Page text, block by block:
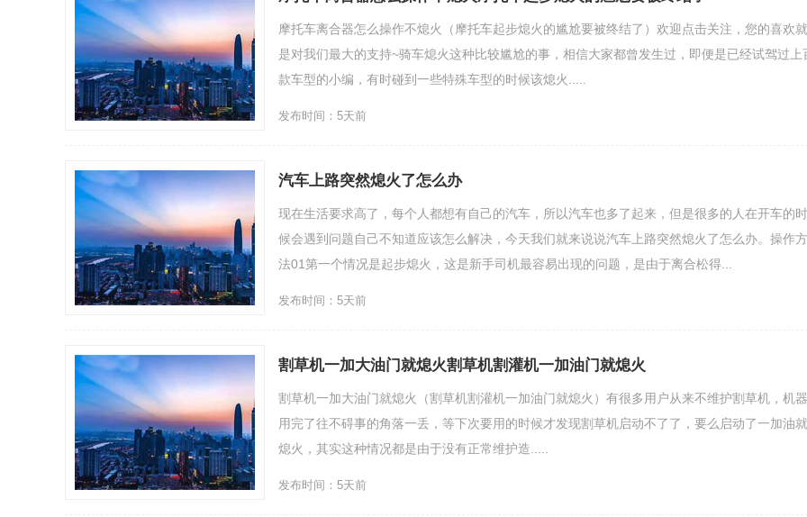
摩托车离合器怎么操作不熄火（摩托车起步熄火的尴尬要被终结了）欢迎点击关注，您的喜欢就
是对我们最大的支持~骑车熄火这种比较尴尬的事，相信大家都曾发生过，即便是已经试驾过上
款车型的小编，有时碰到一些特殊车型的时候该熄火.....
发布时间：5天前
汽车上路突然熄火了怎么办
现在生活要求高了，每个人都想有自己的汽车，所以汽车也多了起来，但是很多的人在开车的时
候会遇到问题自己不知道应该怎么解决，今天我们就来说说汽车上路突然熄火了怎么办。操作方
法01第一个情况是起步熄火，这是新手司机最容易出现的问题，是由于离合松得...
发布时间：5天前
割草机一加大油门就熄火割草机割灌机一加油门就熄火
割草机一加大油门就熄火（割草机割灌机一加油门就熄火）有很多用户从来不维护割草机，机器
用完了往不碍事的角落一丢，等下次要用的时候才发现割草机启动不了了，要么启动了一加油就
熄火，其实这种情况都是由于没有正常维护造.....
发布时间：5天前